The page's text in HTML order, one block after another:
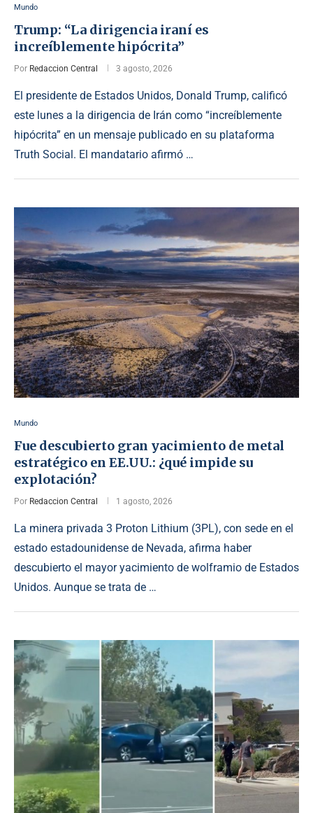
Mundo
Trump: “La dirigencia iraní es
increíblemente hipócrita”
Por Redaccion Central 3 agosto, 2026
El presidente de Estados Unidos, Donald Trump, calificó
este lunes a la dirigencia de Irán como “increíblemente
hipócrita” en un mensaje publicado en su plataforma
Truth Social. El mandatario afirmó …
Mundo
Fue descubierto gran yacimiento de metal
estratégico en EE.UU.: ¿qué impide su
explotación?
Por Redaccion Central 1 agosto, 2026
La minera privada 3 Proton Lithium (3PL), con sede en el
estado estadounidense de Nevada, afirma haber
descubierto el mayor yacimiento de wolframio de Estados
Unidos. Aunque se trata de …